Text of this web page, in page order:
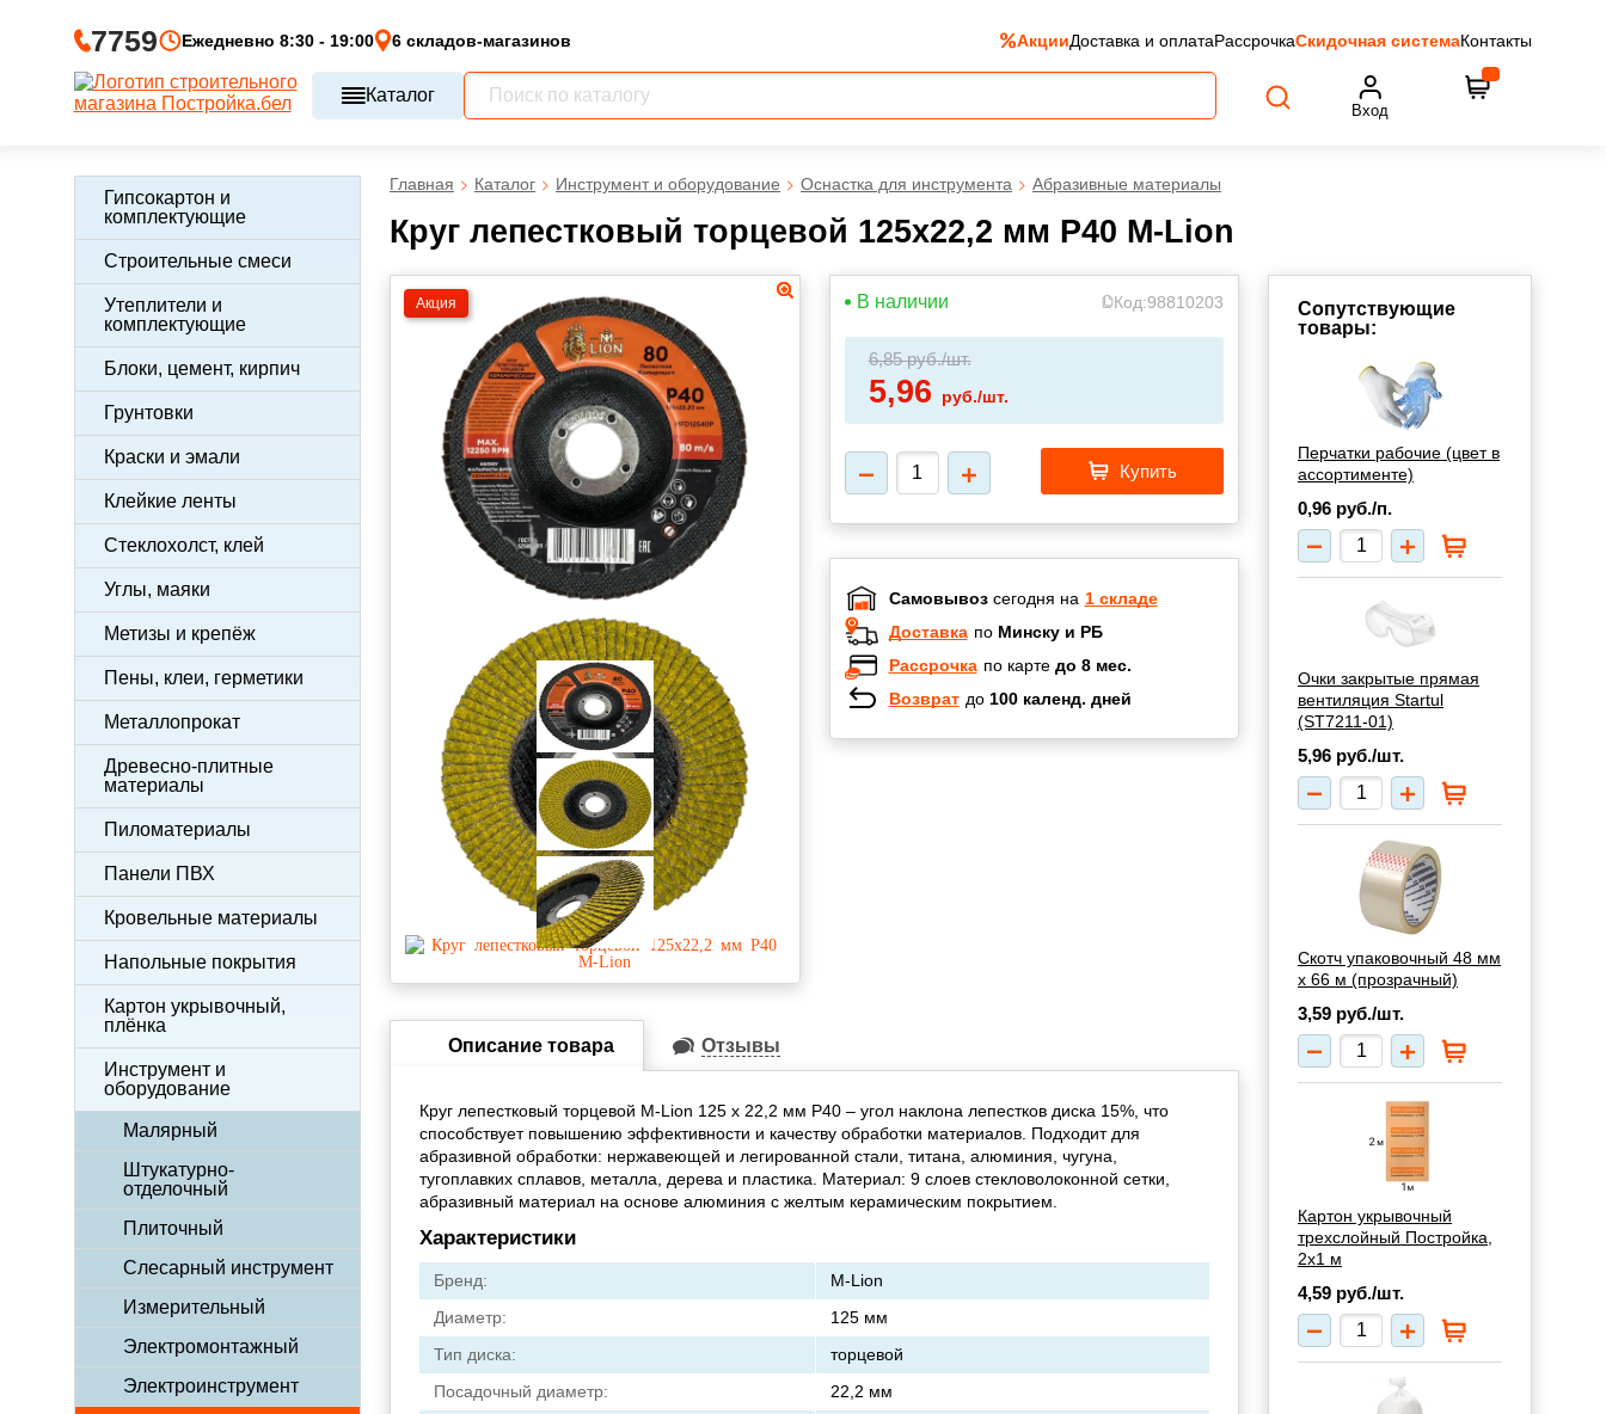
7759 Ежедневно 8:30 - 19:00 6 складов-магазинов АкцииДоставка и оплатаРассрочкаСкидочная системаКонтакты
Каталог
Вход
Гипсокартон и
комплектующие
Строительные смеси
Утеплители и
комплектующие
Блоки, цемент, кирпич
Грунтовки
Краски и эмали
Клейкие ленты
Стеклохолст, клей
Углы, маяки
Метизы и крепёж
Пены, клеи, герметики
Металлопрокат
Древесно-плитные
материалы
Пиломатериалы
Панели ПВХ
Кровельные материалы
Напольные покрытия
Картон укрывочный,
плёнка
Инструмент и
оборудование
Малярный
Штукатурно-
отделочный
Плиточный
Слесарный инструмент
Измерительный
Электромонтажный
Электроинструмент
Главная Каталог Инструмент и оборудование Оснастка для инструмента Абразивные материалы
Круг лепестковый торцевой 125х22,2 мм P40 M-Lion
Акция В наличии Код:98810203
6,85руб./шт.
5,96 руб./шт.
Купить
Самовывозсегодня на 1 складе
Доставка по Минску и РБ
Рассрочка по карте до 8 мес.
Возврат до 100 календ. дней
Описание товара Отзывы
Круг лепестковый торцевой M-Lion 125 х 22,2 мм P40 – угол наклона лепестков диска 15%, что
способствует повышению эффективности и качеству обработки материалов. Подходит для
абразивной обработки: нержавеющей и легированной стали, титана, алюминия, чугуна,
тугоплавких сплавов, металла, дерева и пластика. Материал: 9 слоев стекловолоконной сетки,
абразивный материал на основе алюминия с желтым керамическим покрытием.
Характеристики
Бренд:
M-Lion
Диаметр:
125 мм
Тип диска:
торцевой
Посадочный диаметр:
22,2 мм
Сопутствующие
товары:
Перчатки рабочие (цвет в
ассортименте)
0,96 руб./п.
Очки закрытые прямая
вентиляция Startul
(ST7211-01)
5,96 руб./шт.
Скотч упаковочный 48 мм
х 66 м (прозрачный)
3,59 руб./шт.
Картон укрывочный
трехслойный Постройка,
2х1 м
4,59 руб./шт.